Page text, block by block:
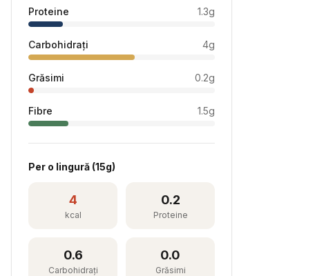
Proteine 1.3g
Carbohidrați 4g
Grăsimi 0.2g
Fibre 1.5g
Per o lingură (15g)
4
kcal
0.2
Proteine
0.6
Carbohidrați
0.0
Grăsimi